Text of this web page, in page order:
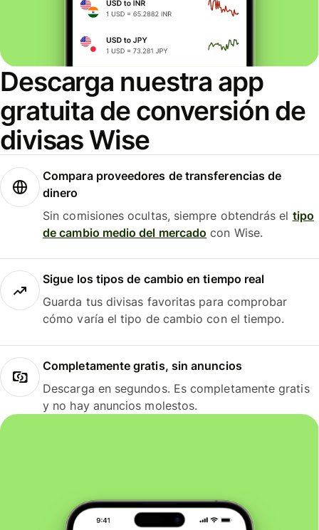
Descarga nuestra app
gratuita de conversión de
divisas Wise
Compara proveedores de transferencias de
dinero
Sin comisiones ocultas, siempre obtendrás el tipo
de cambio medio del mercado con Wise.
Sigue los tipos de cambio en tiempo real
Guarda tus divisas favoritas para comprobar
cómo varía el tipo de cambio con el tiempo.
Completamente gratis, sin anuncios
Descarga en segundos. Es completamente gratis
y no hay anuncios molestos.